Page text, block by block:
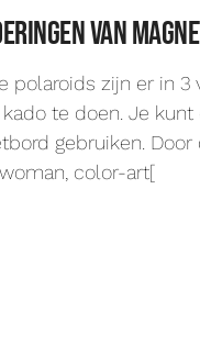
van
polaroids zijn er in
te doen. Je
gebruiken.
color-art[